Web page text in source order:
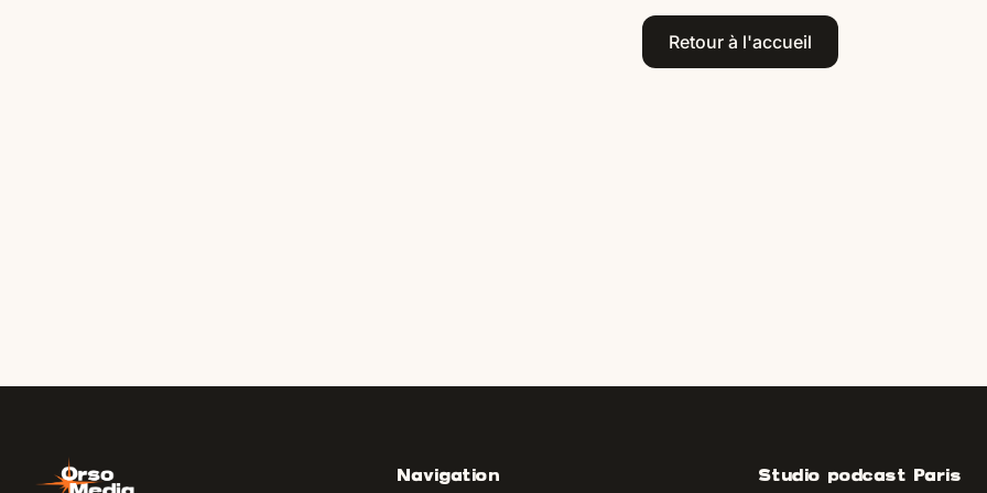
Retour à l'accueil
Navigation Studio podcast Paris